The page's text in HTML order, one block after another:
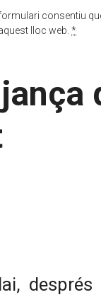
consentiu
lloc web. *
després